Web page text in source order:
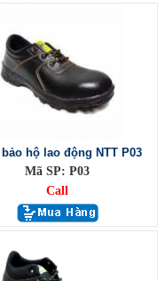
hộ lao động NTT P03
Mã SP: P03
Call